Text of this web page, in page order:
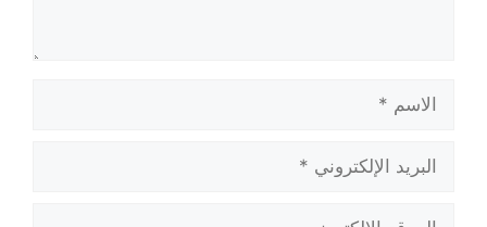
الاسم
البريد
الإلكتروني
الموقع